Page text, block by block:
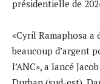
présidentielle de
«Cyril Ramaphosa a
beaucoup d’argent
l’ANC», a lancé